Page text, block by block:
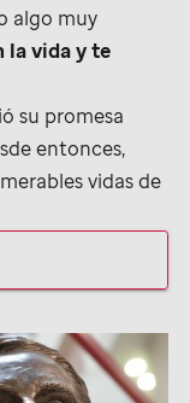
algo muy
la vida y te
su promesa
entonces,
vidas de